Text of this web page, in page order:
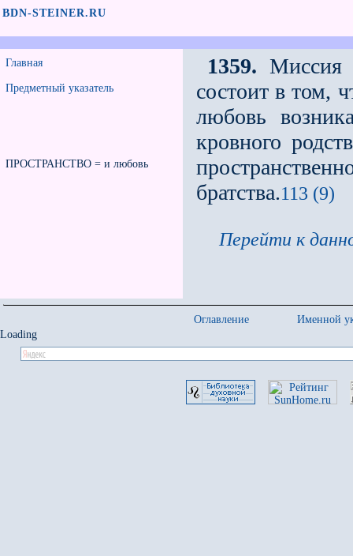
BDN-STEINER.RU
Главная
Предметный указатель
ПРОСТРАНСТВО = и любовь
1359. Миссия
состоит в том,
любовь
кровного
братства.113 (9)
Перейти к
Оглавление
Именной
Loading